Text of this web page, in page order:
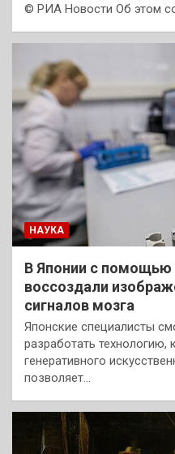
© РИА Новости Об этом
НАУКА
В Японии с
воссоздали
сигналов мозга
Японские специалисты
разработать
генеративного
позволяет…